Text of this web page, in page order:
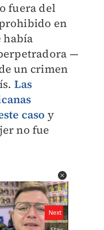
fuera del
en
había
—
un crimen
Las
caso y
no fue